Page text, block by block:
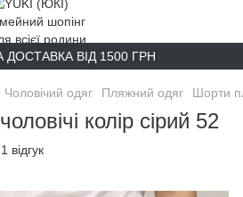
ВІД 1500 ГРН
Чоловічий одяг Пляжний одяг Шорти
колір сірий 52
1 відгук